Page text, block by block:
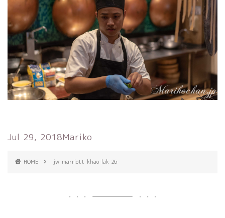
Jul 29, 2018Mariko
HOME jw-marriott-khao-lak-26